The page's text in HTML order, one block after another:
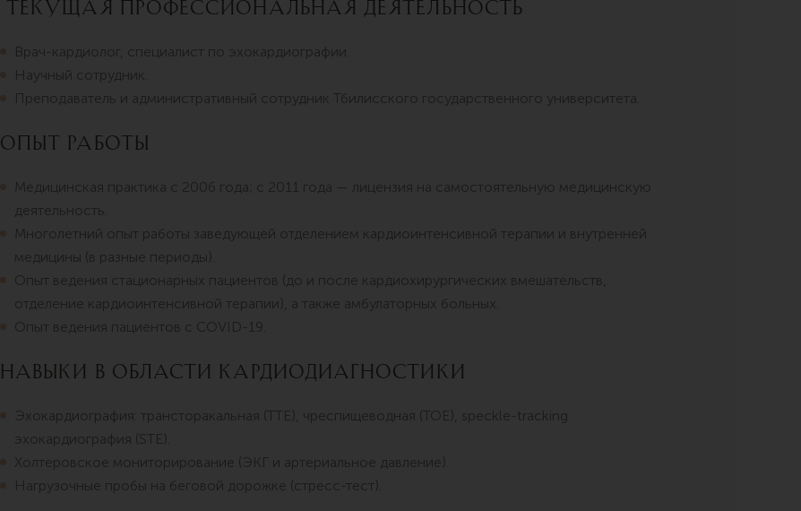
Текущая профессиональная деятельность
Врач-кардиолог, специалист по эхокардиографии.
Научный сотрудник.
Преподаватель и административный сотрудник Тбилисского государственного университета.
Опыт работы
Медицинская практика с 2006 года; с 2011 года — лицензия на самостоятельную медицинскую
деятельность.
Многолетний опыт работы заведующей отделением кардиоинтенсивной терапии и внутренней
медицины (в разные периоды).
Опыт ведения стационарных пациентов (до и после кардиохирургических вмешательств,
отделение кардиоинтенсивной терапии), а также амбулаторных больных.
Опыт ведения пациентов с COVID-19.
Навыки в области кардиодиагностики
Эхокардиография: трансторакальная (TTE), чреспищеводная (TOE), speckle-tracking
эхокардиография (STE).
Холтеровское мониторирование (ЭКГ и артериальное давление).
Нагрузочные пробы на беговой дорожке (стресс-тест).